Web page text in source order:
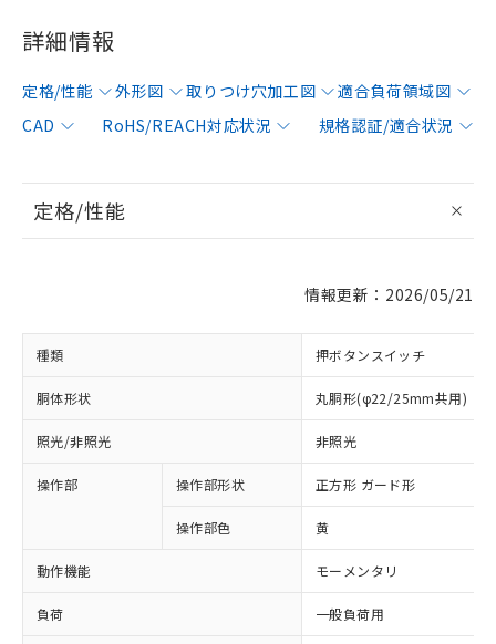
詳細情報
定格/性能 外形図 取りつけ穴加工図
適合負荷領域図
CAD
RoHS/REACH対応状況 規格認証/適合状況
定格/性能
情報更新：2026/05/21
種類 押ボタンスイッチ
胴体形状 丸胴形(φ22/25mm共用)
照光/非照光 非照光
操作部 操作部形状 正方形 ガード形
操作部色 黄
動作機能 モーメンタリ
負荷 一般負荷用